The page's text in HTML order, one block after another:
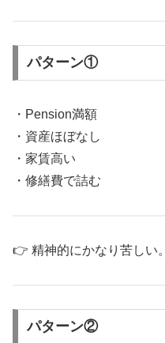
パターン①
・Pension満額
・資産ほぼなし
・家賃高い
・修繕費で詰む
👉 精神的にかなり苦しい。
パターン②